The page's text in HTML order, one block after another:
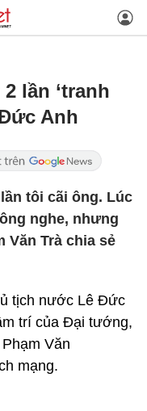
lần ‘tranh
Anh
tôi cãi ông. Lúc
nghe, nhưng
Văn Trà chia sẻ
tịch nước Lê Đức
trí của Đại tướng,
Văn
mạng.